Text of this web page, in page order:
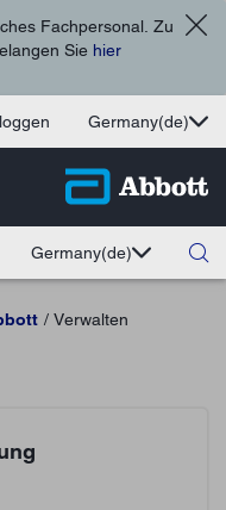
Fachpersonal. Zu
Sie hier
Germany(de)
Germany(de)
Verwalten